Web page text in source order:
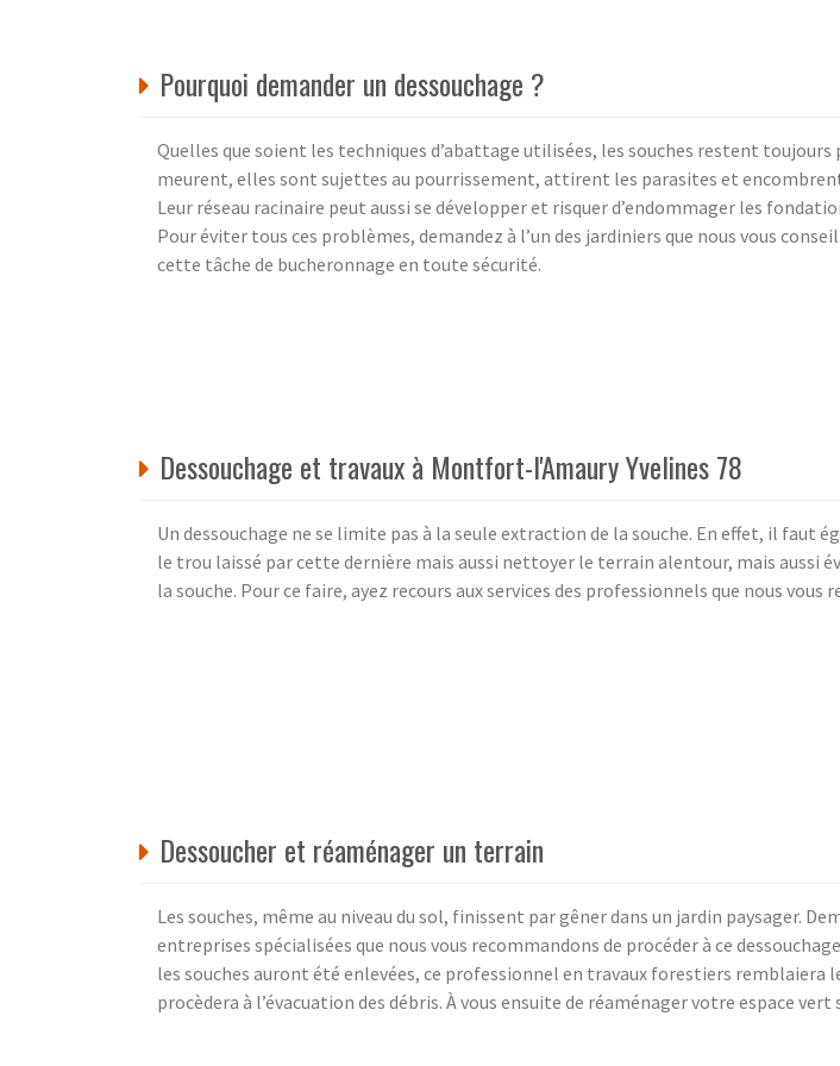
Pourquoi demander un dessouchage ?
Quelles que soient les techniques d’abattage utilisées, les souches restent toujours
meurent, elles sont sujettes au pourrissement, attirent les parasites et
Leur réseau racinaire peut aussi se développer et risquer d’endommager les
Pour éviter tous ces problèmes, demandez à l’un des jardiniers que nous vous
cette tâche de bucheronnage en toute sécurité.
Dessouchage et travaux à Montfort-l'Amaury Yvelines 78
Un dessouchage ne se limite pas à la seule extraction de la souche. En effet, il faut
le trou laissé par cette dernière mais aussi nettoyer le terrain alentour, mais aussi
la souche. Pour ce faire, ayez recours aux services des professionnels que nous vous
Dessoucher et réaménager un terrain
Les souches, même au niveau du sol, finissent par gêner dans un jardin paysager.
entreprises spécialisées que nous vous recommandons de procéder à ce
les souches auront été enlevées, ce professionnel en travaux forestiers remblaiera
procèdera à l’évacuation des débris. À vous ensuite de réaménager votre espace vert